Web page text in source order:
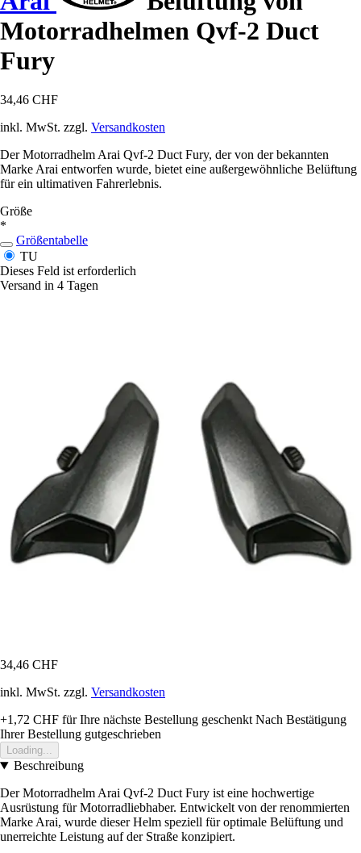
Motorradhelmen Qvf-2 Duct
Fury
34,46 CHF
inkl. MwSt. zzgl. Versandkosten
Der Motorradhelm Arai Qvf-2 Duct Fury, der von der bekannten
Marke Arai entworfen wurde, bietet eine außergewöhnliche Belüftung
für ein ultimativen Fahrerlebnis.
Größe
*
Größentabelle
TU
Dieses Feld ist erforderlich
Versand in 4 Tagen
34,46 CHF
inkl. MwSt. zzgl. Versandkosten
+1,72 CHF für Ihre nächste Bestellung geschenkt Nach Bestätigung
Ihrer Bestellung gutgeschrieben
Loading...
Beschreibung
Der Motorradhelm Arai Qvf-2 Duct Fury ist eine hochwertige
Ausrüstung für Motorradliebhaber. Entwickelt von der renommierten
Marke Arai, wurde dieser Helm speziell für optimale Belüftung und
unerreichte Leistung auf der Straße konzipiert.